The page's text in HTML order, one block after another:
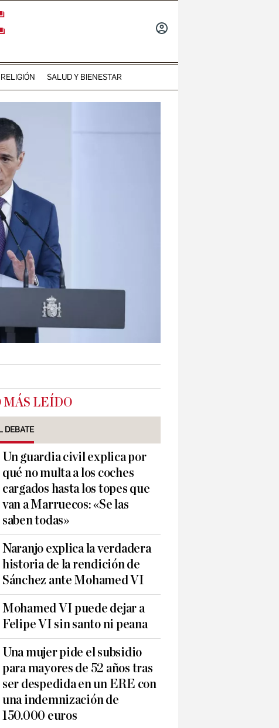
RELIGIÓN SALUD Y BIENESTAR
MÁS LEÍDO
DEBATE
Un guardia civil explica por
qué no multa a los coches
cargados hasta los topes que
van a Marruecos: «Se las
saben todas»
Naranjo explica la verdadera
historia de la rendición de
Sánchez ante Mohamed VI
Mohamed VI puede dejar a
Felipe VI sin santo ni peana
Una mujer pide el subsidio
para mayores de 52 años tras
ser despedida en un ERE con
una indemnización de
150.000 euros